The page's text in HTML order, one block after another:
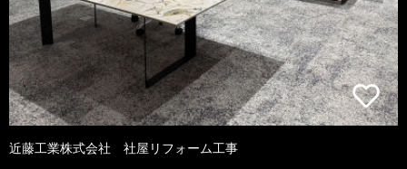
近藤工業株式会社 社屋リフォーム工事